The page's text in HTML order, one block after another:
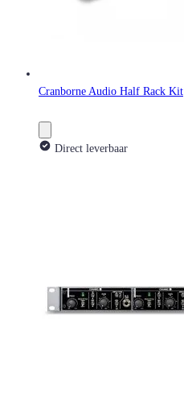
Cranborne Audio Half Rack Kit
Direct leverbaar